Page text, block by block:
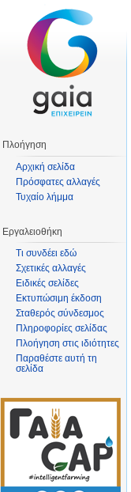
Πλοήγηση
Αρχική σελίδα
Πρόσφατες αλλαγές
Τυχαίο λήμμα
Εργαλειοθήκη
Τι συνδέει εδώ
Σχετικές αλλαγές
Ειδικές σελίδες
Εκτυπώσιμη έκδοση
Σταθερός σύνδεσμος
Πληροφορίες σελίδας
Πλοήγηση στις ιδιότητες
Παραθέστε αυτή τη
σελίδα